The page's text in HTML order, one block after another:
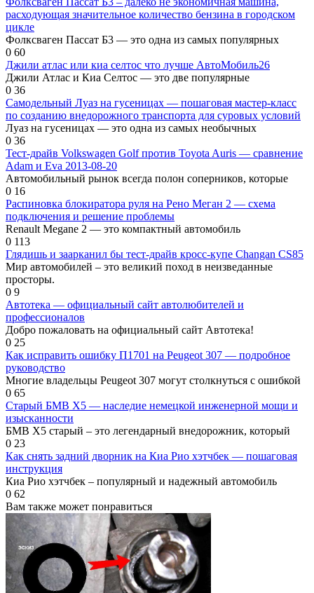
расходующая значительное количество бензина в городском
цикле
Фолксваген Пассат Б3 — это одна из самых популярных
0 60
Джили атлас или киа селтос что лучше АвтоМобиль26
Джили Атлас и Киа Селтос — это две популярные
0 36
Самодельный Луаз на гусеницах — пошаговая мастер-класс
по созданию внедорожного транспорта для суровых условий
Луаз на гусеницах — это одна из самых необычных
0 36
Тест-драйв Volkswagen Golf против Toyota Auris — сравнение
Adam и Eva 2013-08-20
Автомобильный рынок всегда полон соперников, которые
0 16
Распиновка блокиратора руля на Рено Меган 2 — схема
подключения и решение проблемы
Renault Megane 2 — это компактный автомобиль
0 113
Глядишь и заарканил бы тест-драйв кросс-купе Changan CS85
Мир автомобилей – это великий поход в неизведанные
просторы.
0 9
Автотека — официальный сайт автолюбителей и
профессионалов
Добро пожаловать на официальный сайт Автотека!
0 25
Как исправить ошибку П1701 на Peugeot 307 — подробное
руководство
Многие владельцы Peugeot 307 могут столкнуться с ошибкой
0 65
Старый БМВ Х5 — наследие немецкой инженерной мощи и
изысканности
БМВ Х5 старый – это легендарный внедорожник, который
0 23
Как снять задний дворник на Киа Рио хэтчбек — пошаговая
инструкция
Киа Рио хэтчбек – популярный и надежный автомобиль
0 62
Вам также может понравиться